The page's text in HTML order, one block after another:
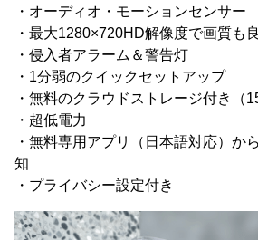
・オーディオ・モーションセンサー
・最大1280×720HD解像度で画質も
・侵入者アラーム＆警告灯
・1分弱のクイックセットアップ
・無料のクラウドストレージ付き（
・超低電力
・無料専用アプリ（日本語対応）か
知
・プライバシー設定付き